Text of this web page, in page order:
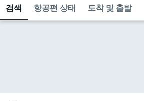
검색 항공편 상태 도착 및 출발